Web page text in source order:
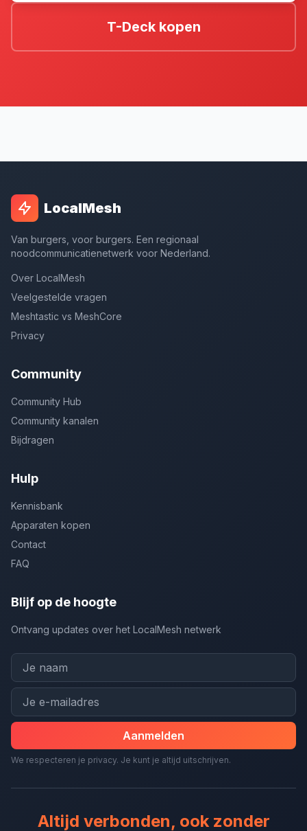
T-Deck kopen
LocalMesh
Van burgers, voor burgers. Een regionaal
noodcommunicatienetwerk voor Nederland.
Over LocalMesh
Veelgestelde vragen
Meshtastic vs MeshCore
Privacy
Community
Community Hub
Community kanalen
Bijdragen
Hulp
Kennisbank
Apparaten kopen
Contact
FAQ
Blijf op de hoogte
Ontvang updates over het LocalMesh netwerk
Aanmelden
We respecteren je privacy. Je kunt je altijd uitschrijven.
Altijd verbonden, ook zonder